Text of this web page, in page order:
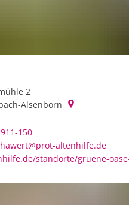
2
Alsenborn
150
altenhilfe.de
standorte/gruene-